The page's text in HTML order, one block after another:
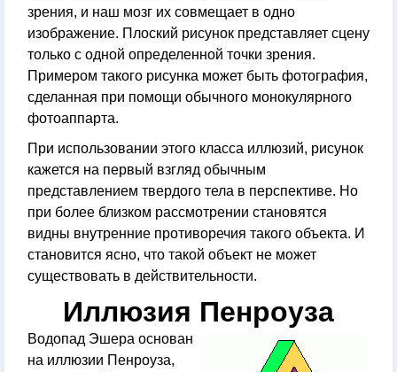
зрения, и наш мозг их совмещает в одно
изображение. Плоский рисунок представляет сцену
только с одной определенной точки зрения.
Примером такого рисунка может быть фотография,
сделанная при помощи обычного монокулярного
фотоаппарта.
При использовании этого класса иллюзий, рисунок
кажется на первый взгляд обычным
представлением твердого тела в перспективе. Но
при более близком рассмотрении становятся
видны внутренние противоречия такого объекта. И
становится ясно, что такой объект не может
существовать в действительности.
Иллюзия Пенроуза
Водопад Эшера основан
на иллюзии Пенроуза,